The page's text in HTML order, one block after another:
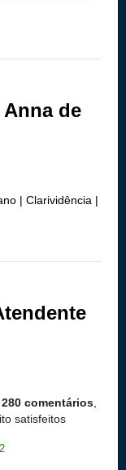
de
| Clarividência |
280 comentários
satisfeitos